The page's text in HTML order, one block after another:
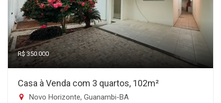
R$ 350.000
Casa à Venda com 3 quartos, 102m²
Novo Horizonte, Guanambi-BA